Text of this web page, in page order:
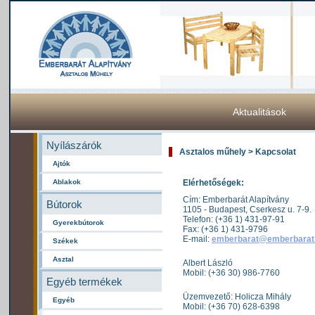
Aktualitások
Nyílászárók
Ajtók
Ablakok
Bútorok
Gyerekbútorok
Székek
Asztal
Egyéb termékek
Egyéb
Asztalos műhely > Kapcsolat
Elérhetőségek:
Cím: Emberbarát Alapítvány
1105 - Budapest, Cserkesz u. 7-9.
Telefon: (+36 1) 431-97-91
Fax: (+36 1) 431-9796
E-mail:
Albert László
Mobil: (+36 30) 986-7760
Üzemvezető: Holicza Mihály
Mobil: (+36 70) 628-6398